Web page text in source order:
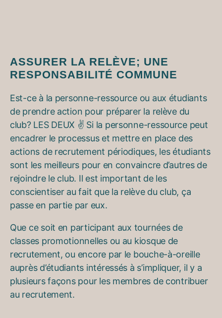
ASSURER LA RELÈVE; UNE
RESPONSABILITÉ COMMUNE
Est-ce à la personne-ressource ou aux étudiants
de prendre action pour préparer la relève du
club? LES DEUX ✌️ Si la personne-ressource peut
encadrer le processus et mettre en place des
actions de recrutement périodiques, les étudiants
sont les meilleurs pour en convaincre d’autres de
rejoindre le club. Il est important de les
conscientiser au fait que la relève du club, ça
passe en partie par eux.
Que ce soit en participant aux tournées de
classes promotionnelles ou au kiosque de
recrutement, ou encore par le bouche-à-oreille
auprès d’étudiants intéressés à s’impliquer, il y a
plusieurs façons pour les membres de contribuer
au recrutement.